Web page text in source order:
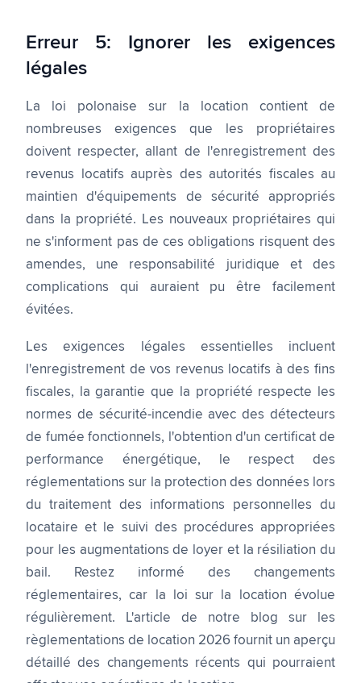
Erreur 5: Ignorer les exigences
légales
La loi polonaise sur la location contient de
nombreuses exigences que les propriétaires
doivent respecter, allant de l'enregistrement des
revenus locatifs auprès des autorités fiscales au
maintien d'équipements de sécurité appropriés
dans la propriété. Les nouveaux propriétaires qui
ne s'informent pas de ces obligations risquent des
amendes, une responsabilité juridique et des
complications qui auraient pu être facilement
évitées.
Les exigences légales essentielles incluent
l'enregistrement de vos revenus locatifs à des fins
fiscales, la garantie que la propriété respecte les
normes de sécurité-incendie avec des détecteurs
de fumée fonctionnels, l'obtention d'un certificat de
performance énergétique, le respect des
réglementations sur la protection des données lors
du traitement des informations personnelles du
locataire et le suivi des procédures appropriées
pour les augmentations de loyer et la résiliation du
bail. Restez informé des changements
réglementaires, car la loi sur la location évolue
régulièrement. L'article de notre blog sur les
règlementations de location 2026 fournit un aperçu
détaillé des changements récents qui pourraient